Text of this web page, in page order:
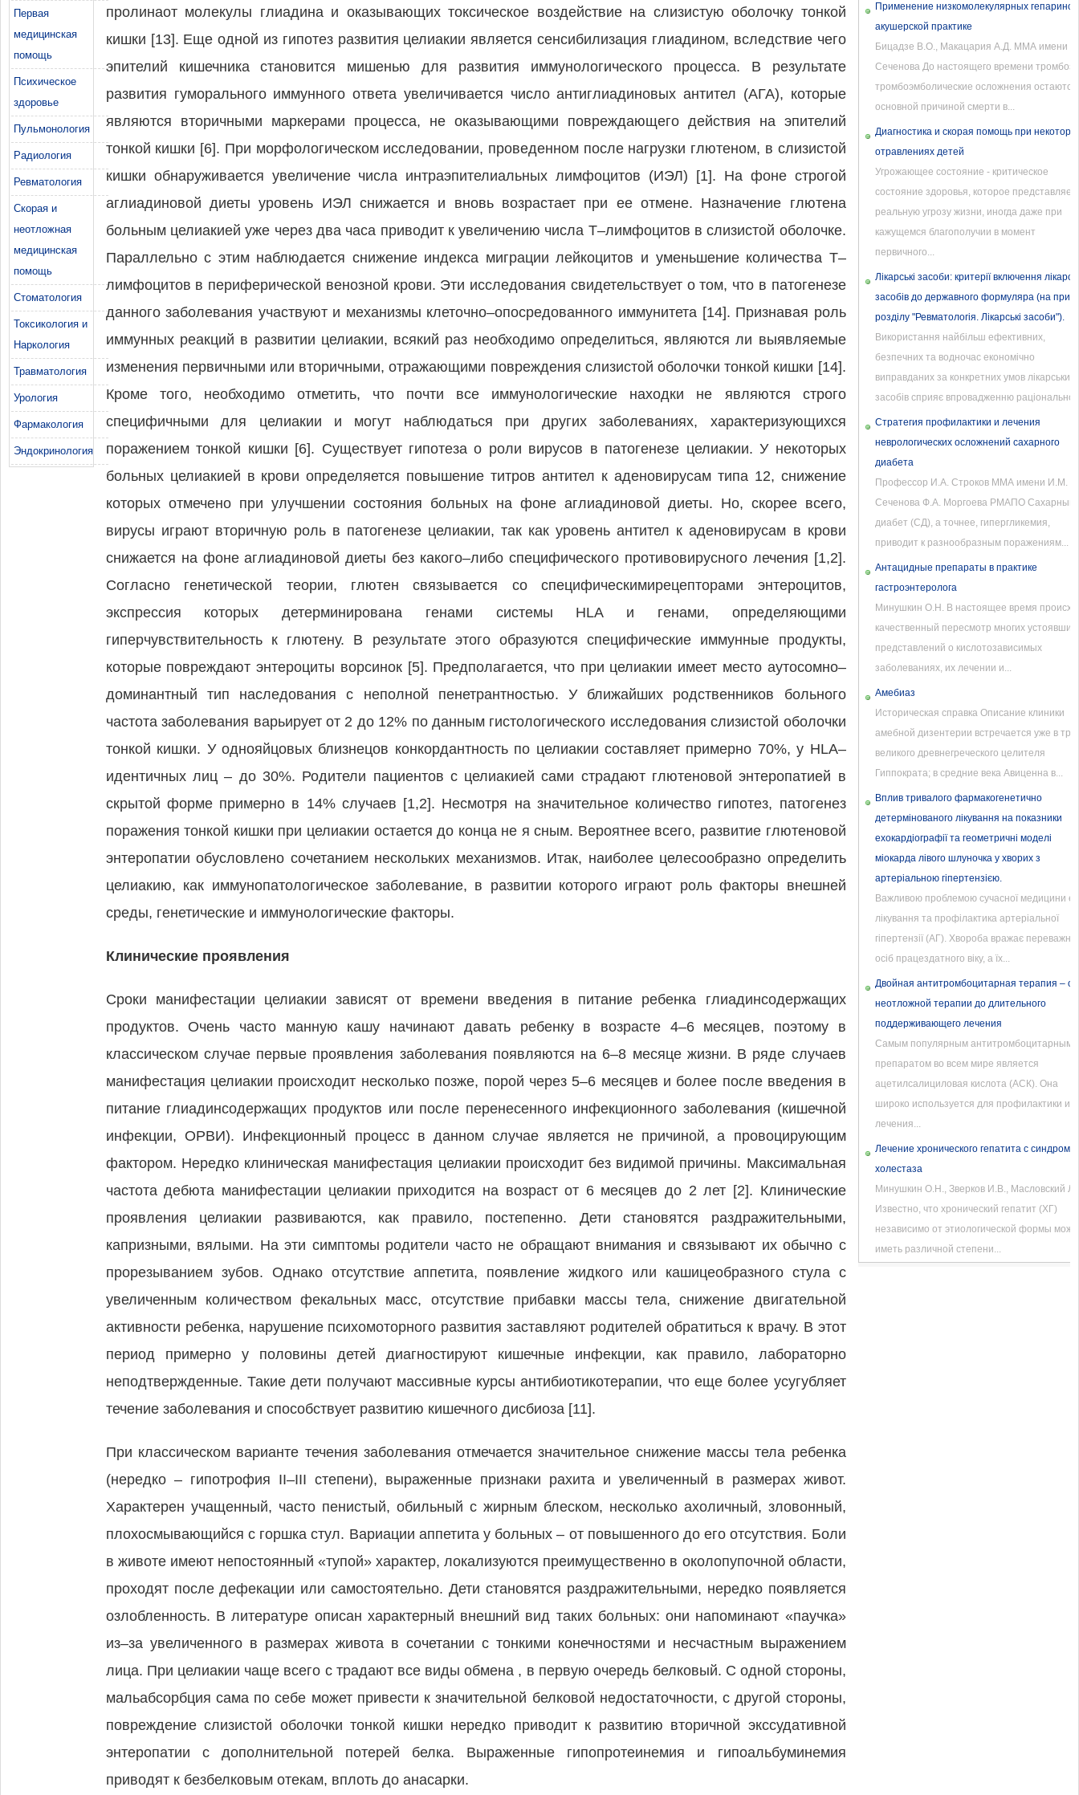
Первая
медицинская
помощь
Психическое
здоровье
Пульмонология
Радиология
Ревматология
Скорая и
неотложная
медицинская
помощь
Стоматология
Токсикология и
Наркология
Травматология
Урология
Фармакология
Эндокринология
пролинаот молекулы глиадина и оказывающих токсическое воздействие на слизистую оболочку тонкой
кишки [13]. Еще одной из гипотез развития целиакии является сенсибилизация глиадином, вследствие чего
эпителий кишечника становится мишенью для развития иммунологического процесса. В результате
развития гуморального иммунного ответа увеличивается число антиглиадиновых антител (АГА), которые
являются вторичными маркерами процесса, не оказывающими повреждающего действия на эпителий
тонкой кишки [6]. При морфологическом исследовании, проведенном после нагрузки глютеном, в слизистой
кишки обнаруживается увеличение числа интраэпителиальных лимфоцитов (ИЭЛ) [1]. На фоне строгой
аглиадиновой диеты уровень ИЭЛ снижается и вновь возрастает при ее отмене. Назначение глютена
больным целиакией уже через два часа приводит к увеличению числа Т–лимфоцитов в слизистой оболочке.
Параллельно с этим наблюдается снижение индекса миграции лейкоцитов и уменьшение количества Т–
лимфоцитов в периферической венозной крови. Эти исследования свидетельствует о том, что в патогенезе
данного заболевания участвуют и механизмы клеточно–опосредованного иммунитета [14]. Признавая роль
иммунных реакций в развитии целиакии, всякий раз необходимо определиться, являются ли выявляемые
изменения первичными или вторичными, отражающими повреждения слизистой оболочки тонкой кишки [14].
Кроме того, необходимо отметить, что почти все иммунологические находки не являются строго
специфичными для целиакии и могут наблюдаться при других заболеваниях, характеризующихся
поражением тонкой кишки [6]. Существует гипотеза о роли вирусов в патогенезе целиакии. У некоторых
больных целиакией в крови определяется повышение титров антител к аденовирусам типа 12, снижение
которых отмечено при улучшении состояния больных на фоне аглиадиновой диеты. Но, скорее всего,
вирусы играют вторичную роль в патогенезе целиакии, так как уровень антител к аденовирусам в крови
снижается на фоне аглиадиновой диеты без какого–либо специфического противовирусного лечения [1,2].
Согласно генетической теории, глютен связывается со специфическимирецепторами энтероцитов,
экспрессия которых детерминирована генами системы HLA и генами, определяющими
гиперчувствительность к глютену. В результате этого образуются специфические иммунные продукты,
которые повреждают энтероциты ворсинок [5]. Предполагается, что при целиакии имеет место аутосомно–
доминантный тип наследования с неполной пенетрантностью. У ближайших родственников больного
частота заболевания варьирует от 2 до 12% по данным гистологического исследования слизистой оболочки
тонкой кишки. У однояйцовых близнецов конкордантность по целиакии составляет примерно 70%, у HLA–
идентичных лиц – до 30%. Родители пациентов с целиакией сами страдают глютеновой энтеропатией в
скрытой форме примерно в 14% случаев [1,2]. Несмотря на значительное количество гипотез, патогенез
поражения тонкой кишки при целиакии остается до конца не я сным. Вероятнее всего, развитие глютеновой
энтеропатии обусловлено сочетанием нескольких механизмов. Итак, наиболее целесообразно определить
целиакию, как иммунопатологическое заболевание, в развитии которого играют роль факторы внешней
среды, генетические и иммунологические факторы.
Клинические проявления
Сроки манифестации целиакии зависят от времени введения в питание ребенка глиадинсодержащих
продуктов. Очень часто манную кашу начинают давать ребенку в возрасте 4–6 месяцев, поэтому в
классическом случае первые проявления заболевания появляются на 6–8 месяце жизни. В ряде случаев
манифестация целиакии происходит несколько позже, порой через 5–6 месяцев и более после введения в
питание глиадинсодержащих продуктов или после перенесенного инфекционного заболевания (кишечной
инфекции, ОРВИ). Инфекционный процесс в данном случае является не причиной, а провоцирующим
фактором. Нередко клиническая манифестация целиакии происходит без видимой причины. Максимальная
частота дебюта манифестации целиакии приходится на возраст от 6 месяцев до 2 лет [2]. Клинические
проявления целиакии развиваются, как правило, постепенно. Дети становятся раздражительными,
капризными, вялыми. На эти симптомы родители часто не обращают внимания и связывают их обычно с
прорезыванием зубов. Однако отсутствие аппетита, появление жидкого или кашицеобразного стула с
увеличенным количеством фекальных масс, отсутствие прибавки массы тела, снижение двигательной
активности ребенка, нарушение психомоторного развития заставляют родителей обратиться к врачу. В этот
период примерно у половины детей диагностируют кишечные инфекции, как правило, лабораторно
неподтвержденные. Такие дети получают массивные курсы антибиотикотерапии, что еще более усугубляет
течение заболевания и способствует развитию кишечного дисбиоза [11].
При классическом варианте течения заболевания отмечается значительное снижение массы тела ребенка
(нередко – гипотрофия II–III степени), выраженные признаки рахита и увеличенный в размерах живот.
Характерен учащенный, часто пенистый, обильный с жирным блеском, несколько ахоличный, зловонный,
плохосмывающийся с горшка стул. Вариации аппетита у больных – от повышенного до его отсутствия. Боли
в животе имеют непостоянный «тупой» характер, локализуются преимущественно в околопупочной области,
проходят после дефекации или самостоятельно. Дети становятся раздражительными, нередко появляется
озлобленность. В литературе описан характерный внешний вид таких больных: они напоминают «паучка»
из–за увеличенного в размерах живота в сочетании с тонкими конечностями и несчастным выражением
лица. При целиакии чаще всего с традают все виды обмена , в первую очередь белковый. С одной стороны,
мальабсорбция сама по себе может привести к значительной белковой недостаточности, с другой стороны,
повреждение слизистой оболочки тонкой кишки нередко приводит к развитию вторичной экссудативной
энтеропатии с дополнительной потерей белка. Выраженные гипопротеинемия и гипоальбуминемия
приводят к безбелковым отекам, вплоть до анасарки.
Применение низкомолекулярных гепаринов
акушерской практике
Бицадзе В.О., Макацария А.Д. ММА имени
Сеченова До настоящего времени
тромбоэмболические осложнения остаются
основной причиной смерти в...
Диагностика и скорая помощь при
отравлениях детей
Угрожающее состояние - критическое
состояние здоровья, которое представляет
реальную угрозу жизни, иногда даже при
кажущемся благополучии в момент
первичного...
Лікарські засоби: критерії включення
засобів до державного формуляра (на
розділу "Ревматологія. Лікарські засоби").
Використання найбільш ефективних,
безпечних та водночас економічно
виправданих за конкретних умов лікарських
засобів сприяє впровадженню
Стратегия профилактики и лечения
неврологических осложнений сахарного
диабета
Профессор И.А. Строков ММА имени И.М.
Сеченова Ф.А. Моргоева РМАПО Сахарный
диабет (СД), а точнее, гипергликемия,
приводит к разнообразным поражениям...
Антацидные препараты в практике
гастроэнтеролога
Минушкин О.Н. В настоящее время
качественный пересмотр многих
представлений о кислотозависимых
заболеваниях, их лечении и...
Амебиаз
Историческая справка Описание клиники
амебной дизентерии встречается уже в
великого древнегреческого целителя
Гиппократа; в средние века Авиценна в...
Вплив тривалого фармакогенетично
детермінованого лікування на показники
ехокардіографії та геометричні моделі
міокарда лівого шлуночка у хворих з
артеріальною гіпертензією.
Важливою проблемою сучасної медицини є
лікування та профілактика артеріальної
гіпертензії (АГ). Хвороба вражає переважно
осіб працездатного віку, а їх...
Двойная антитромбоцитарная терапия – от
неотложной терапии до длительного
поддерживающего лечения
Самым популярным антитромбоцитарным
препаратом во всем мире является
ацетилсалициловая кислота (АСК). Она
широко используется для профилактики и
лечения...
Лечение хронического гепатита с
холестаза
Минушкин О.Н., Зверков И.В., Масловский
Известно, что хронический гепатит (ХГ)
независимо от этиологической формы
иметь различной степени...